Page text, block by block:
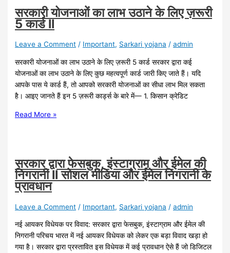
सरकारी योजनाओं का लाभ उठाने के लिए ज़रूरी
5 कार्ड ll
Leave a Comment / Important, Sarkari yojana /admin
सरकारी योजनाओं का लाभ उठाने के लिए ज़रूरी 5 कार्ड सरकार द्वारा कई
योजनाओं का लाभ उठाने के लिए कुछ महत्वपूर्ण कार्ड जारी किए जाते हैं। यदि
आपके पास ये कार्ड हैं, तो आपको सरकारी योजनाओं का सीधा लाभ मिल सकता
है। आइए जानते हैं इन 5 ज़रूरी कार्ड्स के बारे में— 1. किसान क्रेडिट
Read More »
सरकार द्वारा फेसबुक, इंस्टाग्राम और ईमेल की
निगरानी ll सोशल मीडिया और ईमेल निगरानी के
प्रावधान
Leave a Comment / Important, Sarkari yojana /admin
नई आयकर विधेयक पर विवाद: सरकार द्वारा फेसबुक, इंस्टाग्राम और ईमेल की
निगरानी परिचय भारत में नई आयकर विधेयक को लेकर एक बड़ा विवाद खड़ा हो
गया है। सरकार द्वारा प्रस्तावित इस विधेयक में कई प्रावधान ऐसे हैं जो डिजिटल